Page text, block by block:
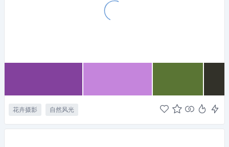
花卉摄影 自然风光